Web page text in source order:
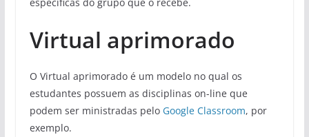
Virtual aprimorado
O Virtual aprimorado é um modelo no qual os
estudantes possuem as disciplinas on-line que
podem ser ministradas pelo Google Classroom, por
exemplo.